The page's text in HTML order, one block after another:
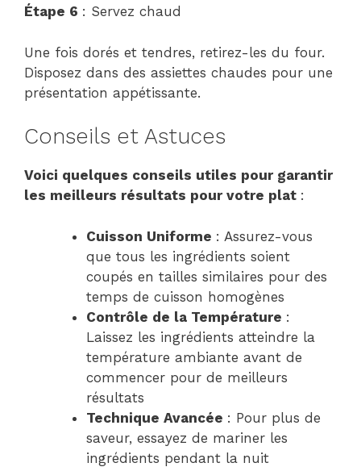
Étape 6 : Servez chaud
Une fois dorés et tendres, retirez-les du four.
Disposez dans des assiettes chaudes pour une
présentation appétissante.
Conseils et Astuces
Voici quelques conseils utiles pour garantir
les meilleurs résultats pour votre plat :
Cuisson Uniforme : Assurez-vous
que tous les ingrédients soient
coupés en tailles similaires pour des
temps de cuisson homogènes
Contrôle de la Température :
Laissez les ingrédients atteindre la
température ambiante avant de
commencer pour de meilleurs
résultats
Technique Avancée : Pour plus de
saveur, essayez de mariner les
ingrédients pendant la nuit